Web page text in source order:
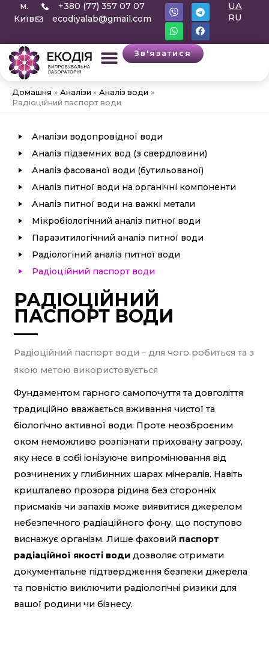
Перейти
м.
Київ
+380 (77) 357 07 07
ecodiyalab@gmail.com
V
i
b
e
r
T
e
l
e
g
r
a
W
h
a
t
s
a
p
p
F
a
c
e
b
o
o
UA
RU
Зв'язатися
Домашня Аналізи
Аналіз води
Радіоційний паспорт води
РАДІОЦІЙНИЙ
ПАСПОРТ ВОДИ
Радіоційний паспорт води – для чого робиться та з
якою метою використовується
Фундаментом гарного самопочуття та довголіття
традиційно вважається вживання чистої та
біологічно активної води. Проте неозброєним
оком неможливо розпізнати приховану загрозу,
яку несе в собі іонізуюче випромінювання від
розчинених у глибинних шарах мінералів. Навіть
кришталево прозора рідина без сторонніх
присмаків чи запахів може виявитися джерелом
небезпечного радіаційного фону, що поступово
виснажує організм. Лише фаховий паспорт
радіаційної якості води дозволяє отримати
документальне підтвердження безпеки джерела
та повністю виключити радіологічні ризики для
вашої родини чи бізнесу.
Аналізи водопровідної води
Аналіз підземних вод (з свердловини)
Аналіз фасованої води (бутильованої)
Аналіз питної води на органічні компоненти
Аналіз питної води на важкі метали
Мікробіологічний аналіз питної води
Паразитилогічний аналіз питної води
Радіологіний аналіз питної води
Радіоційний паспорт води